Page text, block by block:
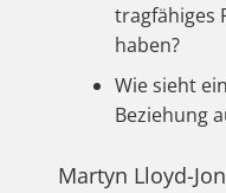
tragfähiges
haben?
Wie sieht
Beziehung
Martyn Lloyd-